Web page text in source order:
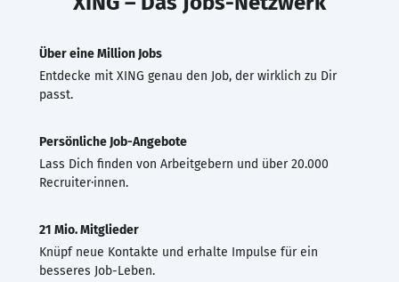
Über eine Million Jobs
Entdecke mit XING genau den Job, der wirklich zu Dir
passt.
Persönliche Job-Angebote
Lass Dich finden von Arbeitgebern und über 20.000
Recruiter·innen.
21 Mio. Mitglieder
Knüpf neue Kontakte und erhalte Impulse für ein
besseres Job-Leben.